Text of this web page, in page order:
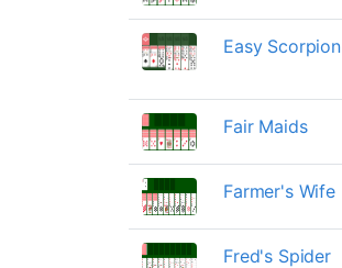
Easy Scorpion
Fair Maids
Farmer's Wife
Fred's Spider